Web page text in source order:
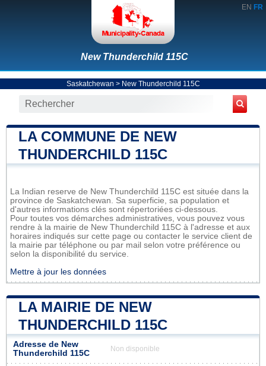
EN FR
New Thunderchild 115C
Saskatchewan > New Thunderchild 115C
LA COMMUNE DE NEW
THUNDERCHILD 115C
La Indian reserve de New Thunderchild 115C est située dans la
province de Saskatchewan. Sa superficie, sa population et
d'autres informations clés sont répertoriées ci-dessous.
Pour toutes vos démarches administratives, vous pouvez vous
rendre à la mairie de New Thunderchild 115C à l'adresse et aux
horaires indiqués sur cette page ou contacter le service client de
la mairie par téléphone ou par mail selon votre préférence ou
selon la disponibilité du service.
Mettre à jour les données
LA MAIRIE DE NEW
THUNDERCHILD 115C
Adresse de New
Thunderchild 115C
Non disponible